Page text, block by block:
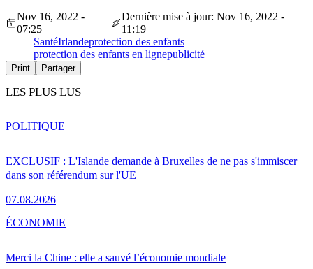
Nov 16, 2022 -
07:25
Dernière mise à jour: Nov 16, 2022 -
11:19
SantéIrlandeprotection des enfants
protection des enfants en lignepublicité
Print Partager
LES PLUS LUS
EXCLUSIF : L'Islande demande à Bruxelles de ne pas s'immiscer
dans son référendum sur l'UE
07.08.2026
POLITIQUE
Merci la Chine : elle a sauvé l’économie mondiale
ÉCONOMIE